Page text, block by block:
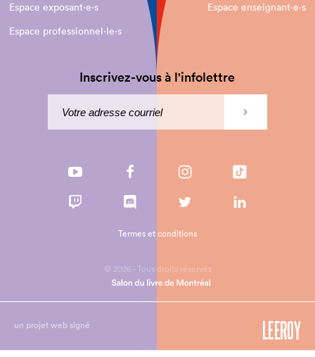
Espace exposant·e⋅s
Espace enseignant·e⋅s
Espace professionnel·le⋅s
Inscrivez-vous à l'infolettre
© 2026 - Tous droits réservés
Termes et conditions
un projet web signé